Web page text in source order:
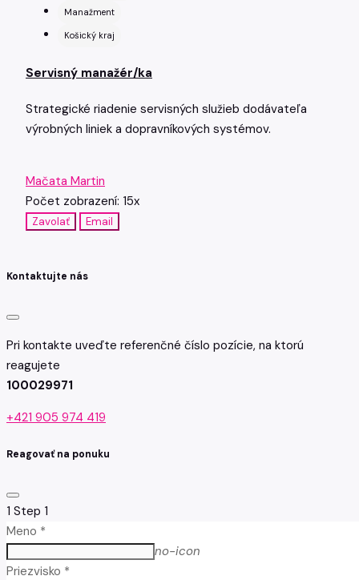
Manažment
Košický kraj
Servisný manažér/ka
Strategické riadenie servisných služieb dodávateľa
výrobných liniek a dopravníkových systémov.
Mačata Martin
Počet zobrazení: 15x
Zavolať Email
Kontaktujte nás
Pri kontakte uveďte referenčné číslo pozície, na ktorú
reagujete
100029971
+421 905 974 419
Reagovať na ponuku
1 Step 1
Meno *
no-icon
Priezvisko *